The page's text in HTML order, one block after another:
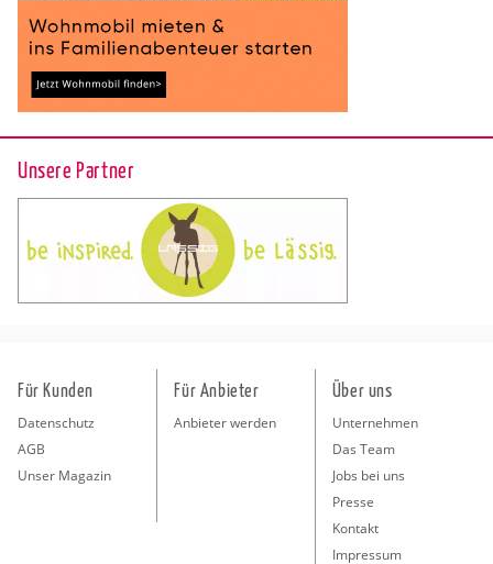
Unsere Partner
Für Kunden
Datenschutz
AGB
Unser Magazin
Für Anbieter
Anbieter werden
Über uns
Unternehmen
Das Team
Jobs bei uns
Presse
Kontakt
Impressum